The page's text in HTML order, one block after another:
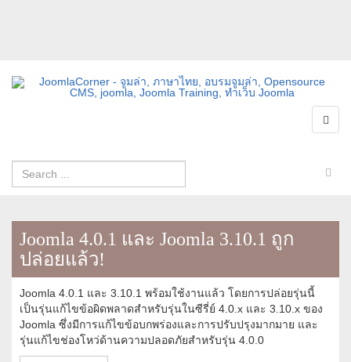
Joomla 4.0.1 และ Joomla 3.10.1 ถูก
ปล่อยแล้ว!
Joomla 4.0.1 และ 3.10.1 พร้อมใช้งานแล้ว โดยการปล่อยรุ่นนี้
เป็นรุ่นแก้ไขข้อผิดพลาดสำหรับรุ่นในซีรี่ย์ 4.0.x และ 3.10.x ของ
Joomla ซึ่งมีการแก้ไขข้อบกพร่องและการปรับปรุงมากมาย และ
รุ่นแก้ไขช่องโหว่ด้านความปลอดภัยสำหรับรุ่น 4.0.0